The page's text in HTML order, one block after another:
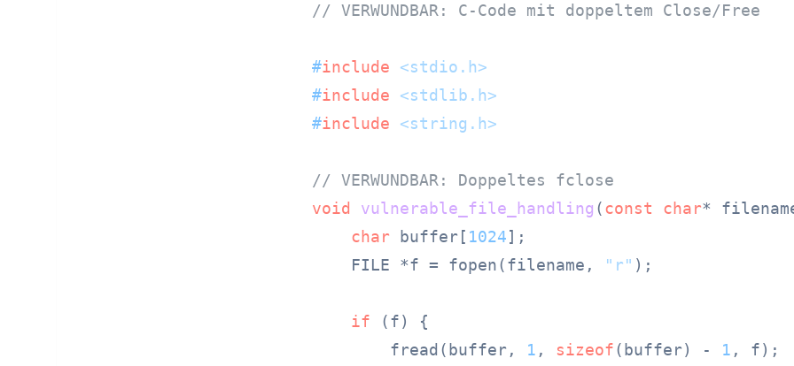
// VERWUNDBAR: C-Code mit doppeltem Close/Free
#include
<stdio.h>
#include
<stdlib.h>
#include <string.h>
// VERWUNDBAR: Doppeltes fclose
void
vulnerable_file_handling (const char*
char buffer[ 1024];
    FILE *f = fopen(filename,
"r" );
if (f) {
        fread(buffer,
1 , sizeof(buffer) - 1 , f);